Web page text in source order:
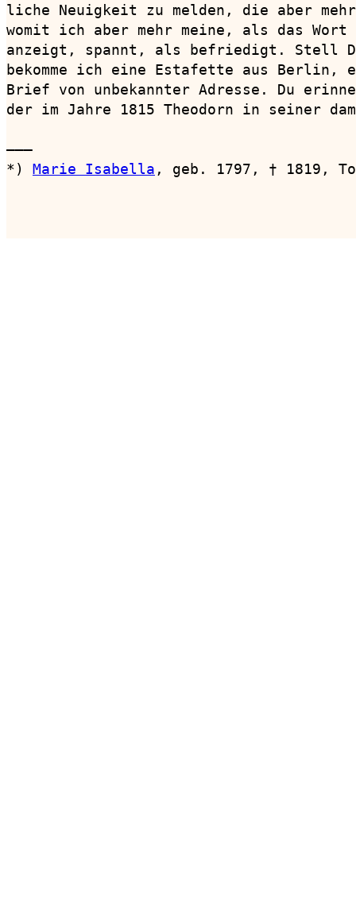
liche Neuigkeit zu melden, die aber
womit ich aber mehr meine, als das Wort
anzeigt, spannt, als befriedigt. Stell
bekomme ich eine Estafette aus Berlin,
Brief von unbekannter Adresse. Du
der im Jahre 1815 Theodorn in seiner
———
*) Marie Isabella , geb. 1797, † 1819,